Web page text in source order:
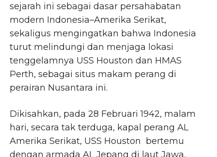
sejarah ini sebagai dasar persahabatan
modern Indonesia–Amerika Serikat,
sekaligus mengingatkan bahwa Indonesia
turut melindungi dan menjaga lokasi
tenggelamnya USS Houston dan HMAS
Perth, sebagai situs makam perang di
perairan Nusantara ini.
Dikisahkan, pada 28 Februari 1942, malam
hari, secara tak terduga, kapal perang AL
Amerika Serikat, USS Houston bertemu
dengan armada AL Jepang di laut Jawa,